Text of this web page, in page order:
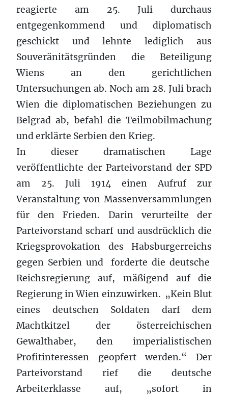
reagierte am 25. Juli durchaus
entgegenkommend und diplomatisch
geschickt und lehnte lediglich aus
Souveränitätsgründen die Beteiligung
Wiens an den gerichtlichen
Untersuchungen ab. Noch am 28. Juli brach
Wien die diplomatischen Beziehungen zu
Belgrad ab, befahl die Teilmobilmachung
und erklärte Serbien den Krieg.
In dieser dramatischen Lage
veröffentlichte der Parteivorstand der SPD
am 25. Juli 1914 einen Aufruf zur
Veranstaltung von Massenversammlungen
für den Frieden. Darin verurteilte der
Parteivorstand scharf und ausdrücklich die
Kriegsprovokation des Habsburgerreichs
gegen Serbien und forderte die deutsche
Reichsregierung auf, mäßigend auf die
Regierung in Wien einzuwirken. „Kein Blut
eines deutschen Soldaten darf dem
Machtkitzel der österreichischen
Gewalthaber, den imperialistischen
Profitinteressen geopfert werden.“ Der
Parteivorstand rief die deutsche
Arbeiterklasse auf, „sofort in